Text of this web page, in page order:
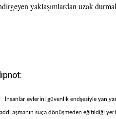
yaklaşımlardan uzak
İnsanlar evlerini güvenlik endşesiyle yan
aşmanın suça dönüşmeden eğitildiği